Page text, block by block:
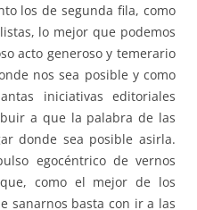
los de segunda fila, como
lo mejor que podemos
acto generoso y temerario
nos sea posible y como
iniciativas editoriales
a que la palabra de las
donde sea posible asirla.
egocéntrico de vernos
como el mejor de los
sanarnos basta con ir a las